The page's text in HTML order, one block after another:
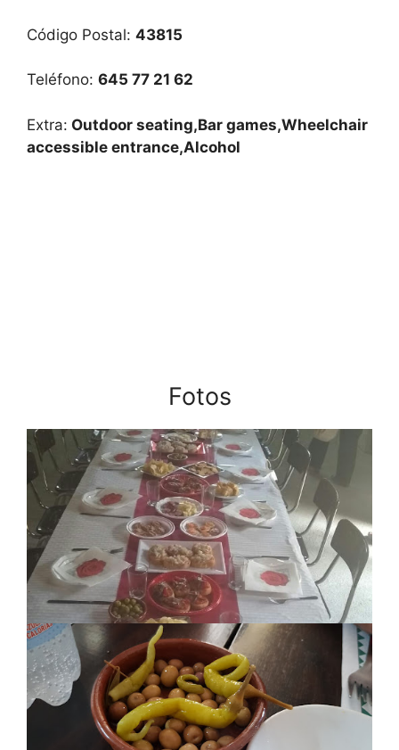
Código Postal: 43815
Teléfono: 645 77 21 62
Extra: Outdoor seating,Bar games,Wheelchair
accessible entrance,Alcohol
Fotos